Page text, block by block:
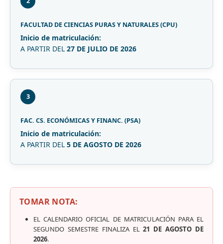
FACULTAD DE CIENCIAS PURAS Y NATURALES (CPU)
Inicio de matriculación:
A PARTIR DEL 27 DE JULIO DE 2026
3
FAC. CS. ECONÓMICAS Y FINANC. (PSA)
Inicio de matriculación:
A PARTIR DEL 5 DE AGOSTO DE 2026
TOMAR NOTA:
EL CALENDARIO OFICIAL DE MATRICULACIÓN PARA EL
SEGUNDO SEMESTRE FINALIZA EL21 DE AGOSTO DE
2026.